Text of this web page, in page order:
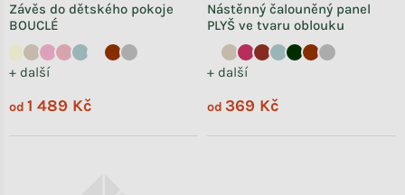
Závěs do dětského pokoje
BOUCLÉ
+ další
od 1 489 Kč
Nástěnný čalouněný panel
PLYŠ ve tvaru oblouku
+ další
od 369 Kč